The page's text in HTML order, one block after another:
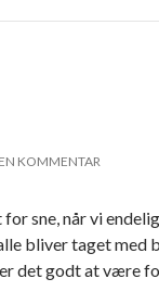
KOMMENTAR
sne, når vi
bliver taget med
er det godt at være